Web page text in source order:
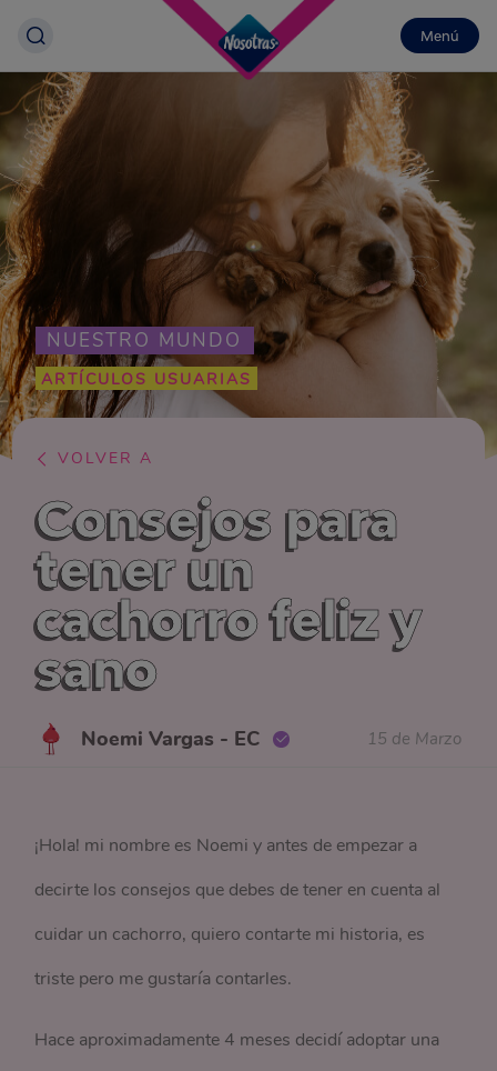
Menú
NUESTRO MUNDO
ARTÍCULOS USUARIAS
VOLVER A
Consejos para
tener un
cachorro feliz y
sano
Noemi Vargas - EC 15 de Marzo
¡Hola! mi nombre es Noemi y antes de empezar a
decirte los consejos que debes de tener en cuenta al
cuidar un cachorro, quiero contarte mi historia, es
triste pero me gustaría contarles.
Hace aproximadamente 4 meses decidí adoptar una